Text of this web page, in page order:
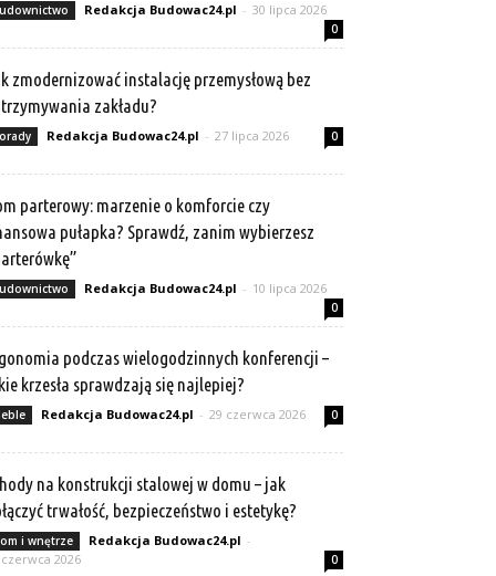
Redakcja Budowac24.pl - 30 lipca 2026
0
zmodernizować instalację przemysłową bez
zakładu?
Redakcja Budowac24.pl - 27 lipca 2026 0
parterowy: marzenie o komforcie czy
pułapka? Sprawdź, zanim wybierzesz
Redakcja Budowac24.pl - 10 lipca 2026
0
podczas wielogodzinnych konferencji –
krzesła sprawdzają się najlepiej?
Redakcja Budowac24.pl - 29 czerwca 2026 0
na konstrukcji stalowej w domu – jak
trwałość, bezpieczeństwo i estetykę?
i wnętrze Redakcja Budowac24.pl -
2026
0